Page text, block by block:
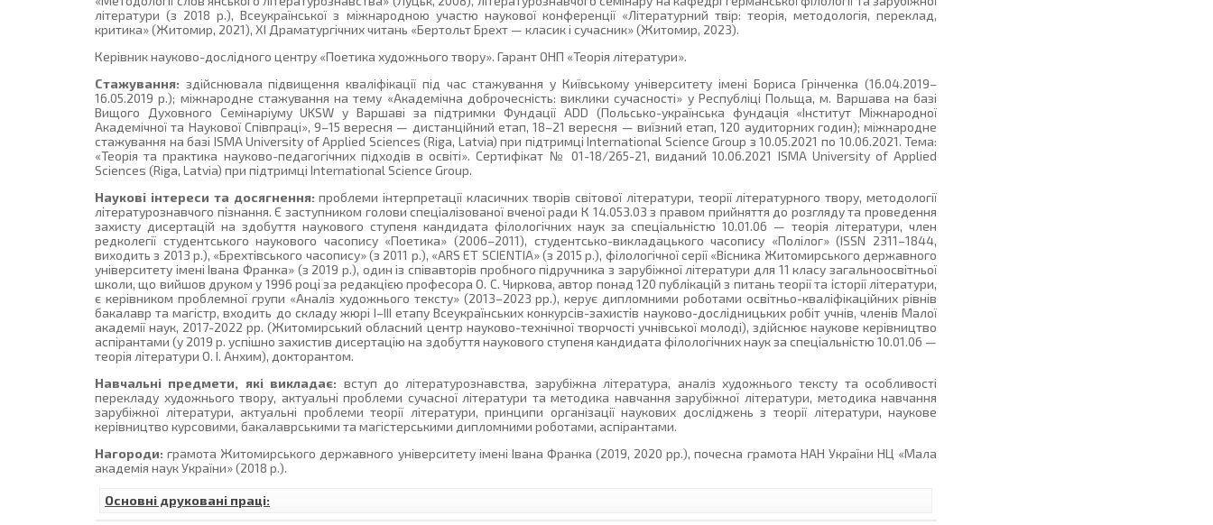
літератури (з 2018 р.), Всеукраїнської з міжнародною участю наукової конференції «Літературний твір: теорія, методологія, переклад,
критика» (Житомир, 2021), ХІ Драматургічних читань «Бертольт Брехт — класик і сучасник» (Житомир, 2023).
Керівник науково-дослідного центру «Поетика художнього твору». Гарант ОНП «Теорія літератури».
Стажування: здійснювала підвищення кваліфікації під час стажування у Київському університету імені Бориса Грінченка (16.04.2019–
16.05.2019 р.); міжнародне стажування на тему «Академічна доброчесність: виклики сучасності» у Республіці Польща, м. Варшава на базі
Вищого Духовного Семінаріуму UKSW у Варшаві за підтримки Фундації ADD (Польсько-українська фундація «Інститут Міжнародної
Академічної та Наукової Співпраці», 9–15 вересня — дистанційний етап, 18–21 вересня — виїзний етап, 120 аудиторних годин); міжнародне
стажування на базі ISMA University of Applied Sciences (Riga, Latvia) при підтримці International Science Group з 10.05.2021 по 10.06.2021. Тема:
«Теорія та практика науково-педагогічних підходів в освіті». Сертифікат № 01-18/265-21, виданий 10.06.2021 ISMA University of Applied
Sciences (Riga, Latvia) при підтримці International Science Group.
Наукові інтереси та досягнення: проблеми інтерпретації класичних творів світової літератури, теорії літературного твору, методології
літературознавчого пізнання. Є заступником голови спеціалізованої вченої ради К 14.053.03 з правом прийняття до розгляду та проведення
захисту дисертацій на здобуття наукового ступеня кандидата філологічних наук за спеціальністю 10.01.06 — теорія літератури, член
редколегії студентського наукового часопису «Поетика» (2006–2011), студентсько-викладацького часопису «Полілог» (ISSN 2311–1844,
виходить з 2013 р.), «Брехтівського часопису» (з 2011 р.), «ARS ET SCIENTIA» (з 2015 р.), філологічної серії «Вісника Житомирського державного
університету імені Івана Франка» (з 2019 р.), один із співавторів пробного підручника з зарубіжної літератури для 11 класу загальноосвітньої
школи, що вийшов друком у 1996 році за редакцією професора О. С. Чиркова, автор понад 120 публікацій з питань теорії та історії літератури,
є керівником проблемної групи «Аналіз художнього тексту» (2013–2023 рр.), керує дипломними роботами освітньо-кваліфікаційних рівнів
бакалавр та магістр, входить до складу жюрі I–III етапу Всеукраїнських конкурсів-захистів науково-дослідницьких робіт учнів, членів Малої
академії наук, 2017-2022 рр. (Житомирський обласний центр науково-технічної творчості учнівської молоді), здійснює наукове керівництво
аспірантами (у 2019 р. успішно захистив дисертацію на здобуття наукового ступеня кандидата філологічних наук за спеціальністю 10.01.06 —
теорія літератури О. І. Анхим), докторантом.
Навчальні предмети, які викладає: вступ до літературознавства, зарубіжна література, аналіз художнього тексту та особливості
перекладу художнього твору, актуальні проблеми сучасної літератури та методика навчання зарубіжної літератури, методика навчання
зарубіжної літератури, актуальні проблеми теорії літератури, принципи організації наукових досліджень з теорії літератури, наукове
керівництво курсовими, бакалаврськими та магістерськими дипломними роботами, аспірантами.
Нагороди: грамота Житомирського державного університету імені Івана Франка (2019, 2020 рр.), почесна грамота НАН України НЦ «Мала
академія наук України» (2018 р.).
Основні друковані праці: